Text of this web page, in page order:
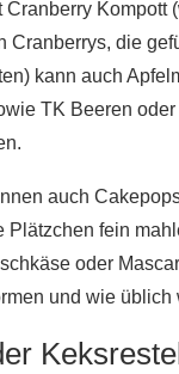
Cranberry Kompott
Cranberrys, die
kann auch
TK Beeren
auch
Plätzchen fein
oder
und wie üblich